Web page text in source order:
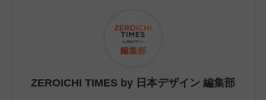
ZEROICHI TIMES by 日本デザイン 編集部